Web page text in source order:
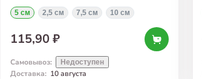
5 см 2,5 см 7,5 см 10 см
115,90 ₽
Самовывоз: Недоступен
Доставка: 10 августа